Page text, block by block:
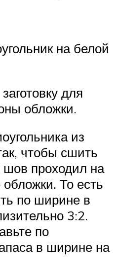
на белой
для
обложки.
из
чтобы сшить
шов проходил на
То есть
по ширине в
3:2.
по
в ширине на